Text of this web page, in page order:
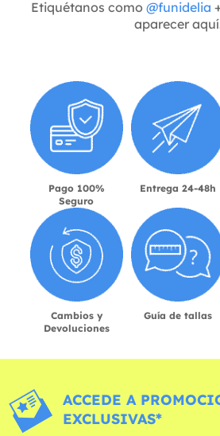
Etiquétanos como @funidelia
aparecer
Pago 100%
Seguro
Entrega 24-48h
Cambios y
Devoluciones
Guía de tallas
ACCEDE A
EXCLUSIVAS*